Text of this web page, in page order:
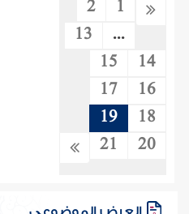
1
2
...
13
14
15
16
17
18
19
20
21